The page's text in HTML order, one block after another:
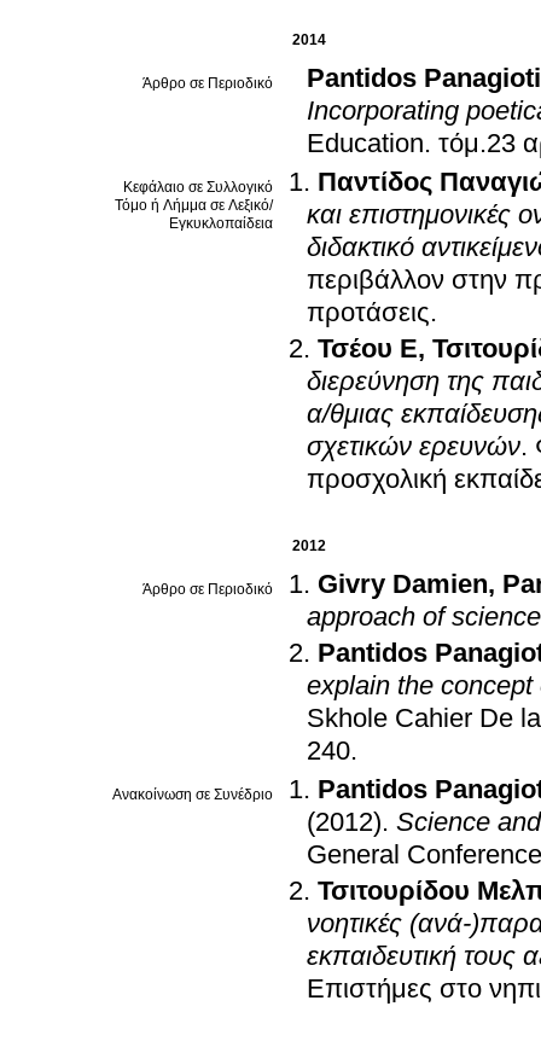
2014
Άρθρο σε Περιοδικό
Pantidos
Incorporating
Education. τόμ.23
Κεφάλαιο σε Συλλογικό
Τόμο ή Λήμμα σε Λεξικό/
Εγκυκλοπαίδεια
Παντίδος
και επιστημονικές οντότητες: το φαινόμενο σχηματισμού της σκιάς ως
διδακτικό
περιβάλλον στην
προτάσεις.
Τσέου Ε,
διερεύνηση της
α/θμιας
σχετικών ερευνών.
προσχολική
2012
Άρθρο σε Περιοδικό Givry Damien,
approach of
Pantidos
explain the
Skhole Cahier De
240.
Ανακοίνωση σε Συνέδριο
Pantidos
(2012). Science
General
Τσιτουρίδου
νοητικές (ανά-
εκπαιδευτική τους
Επιστήμες στο